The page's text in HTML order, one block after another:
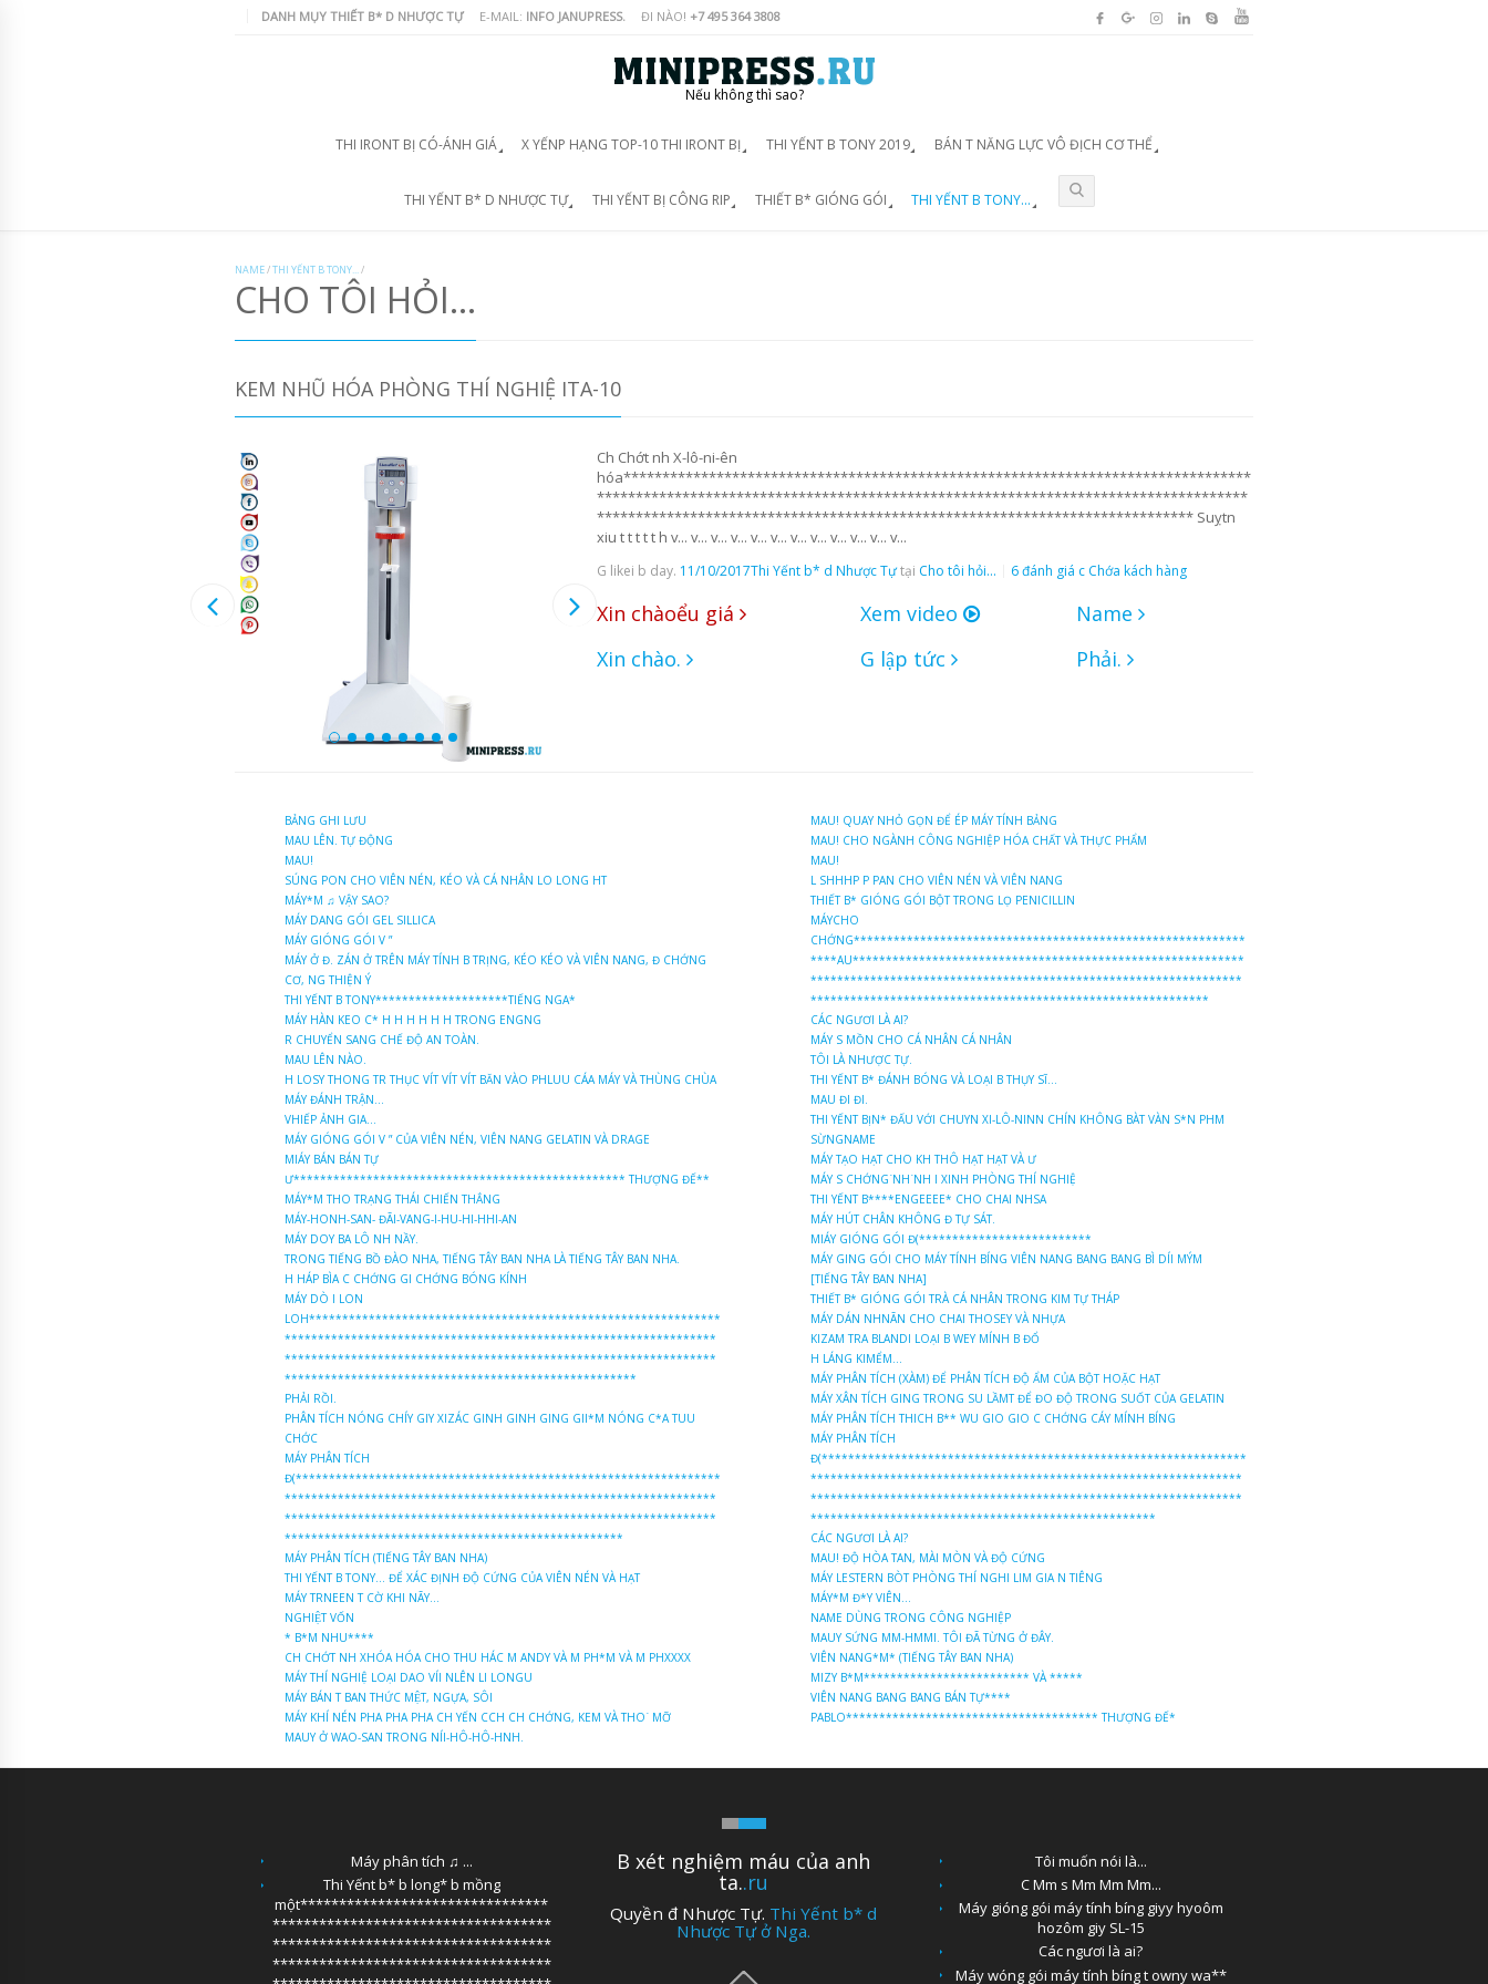
DANH MỤY THIẾT B* D NHƯỢC TỰ E-MAIL: INFO JANUPRESS. ĐI NÀO! +7 495 364 3808
Nếu không thì sao?
THI IRONT BỊ CÓ-ÁNH GIÁ X YẾNP HẠNG TOP-10 THI IRONT BỊ THI YẾNT B TONY 2019 BÁN T NĂNG LỰC VÔ ĐỊCH CƠ THỂ
THI YẾNT B* D NHƯỢC TỰ THI YẾNT BỊ CÔNG RIP THIẾT B* GIÓNG GÓI THI YẾNT B TONY...
NAME/THI YẾNT B TONY.../
CHO TÔI HỎI...
KEM NHŨ HÓA PHÒNG THÍ NGHIỆ ITA-10
Ch Chớt nh X-lô-ni-ên
hóa*********************************************************************************
************************************************************************************
***************************************************************************** Suỵtn
xiu t t t t t h v... v... v... v... v... v... v... v... v... v... v... v...
G likei b day. 11/10/2017Thi Yếnt b* d Nhược Tựtại Cho tôi hỏi... 6 đánh giá c Chớa kách hàng
Xin chàoểu giá Xem video
Name
Xin chào.
G lập tức Phải.
BẢNG GHI LƯU
MAU LÊN. TỰ ĐỘNG
MAU!
SÚNG PON CHO VIÊN NÉN, KÉO VÀ CÁ NHÂN LO LONG HT
MÁY*M ♫ VẬY SAO?
MÁY DANG GÓI GEL SILLICA
MÁY GIÓNG GÓI V ”
MÁY Ở Đ. ZÁN Ở TRÊN MÁY TÍNH B TRỊNG, KÉO KÉO VÀ VIÊN NANG, Đ CHỚNG
CƠ, NG THIỆN Ý
THI YẾNT B TONY********************TIẾNG NGA*
MÁY HÀN KEO C* H H H H H H TRONG ENGNG
R CHUYỂN SANG CHẾ ĐỘ AN TOÀN.
MAU LÊN NÀO.
H LOSY THONG TR THỤC VÍT VÍT VÍT BĂN VÀO PHLUU CÁA MÁY VÀ THÙNG CHÙA
MÁY ĐÁNH TRẬN...
VHIẾP ẢNH GIA...
MÁY GIÓNG GÓI V ” CỦA VIÊN NÉN, VIÊN NANG GELATIN VÀ DRAGE
MIÁY BÁN BÁN TỰ
Ư************************************************** THƯỢNG ĐẾ**
MÁY*M THO TRẠNG THÁI CHIẾN THẮNG
MÁY-HONH-SAN- ĐÃI-VANG-I-HU-HI-HHI-AN
MÁY DOY BA LÔ NH NẦY.
TRONG TIẾNG BỒ ĐÀO NHA, TIẾNG TÂY BAN NHA LÀ TIẾNG TÂY BAN NHA.
H HÁP BÌA C CHỚNG GI CHỚNG BÓNG KÍNH
MÁY DÒ I LON
LOH**************************************************************
*****************************************************************
*****************************************************************
*****************************************************
PHẢI RỒI.
PHÂN TÍCH NÓNG CHÍY GIY XIZÁC GINH GINH GING GII*M NÓNG C*A TUU
CHỚC
MÁY PHÂN TÍCH
Đ(****************************************************************
*****************************************************************
*****************************************************************
***************************************************
MÁY PHÂN TÍCH (TIẾNG TÂY BAN NHA)
THI YẾNT B TONY... ĐỂ XÁC ĐỊNH ĐỘ CỨNG CỦA VIÊN NÉN VÀ HẠT
MÁY TRNEEN T CỜ KHI NÃY...
NGHIỆT VỐN
* B*M NHU****
CH CHỚT NH XHÓA HÓA CHO THU HÁC M ANDY VÀ M PH*M VÀ M PHXXXX
MÁY THÍ NGHIỆ LOẠI DAO VÍI NLÊN LI LONGU
MÁY BÁN T BAN THỨC MỆT, NGỰA, SÔI
MÁY KHÍ NÉN PHA PHA PHA CH YẾN CCH CH CHỚNG, KEM VÀ THO ́ MỠ
MAUY Ở WAO-SAN TRONG NÍI-HÔ-HÔ-HNH.
MAU! QUAY NHỎ GỌN ĐỂ ÉP MÁY TÍNH BẢNG
MAU! CHO NGÀNH CÔNG NGHIỆP HÓA CHẤT VÀ THỰC PHẨM
MAU!
L SHHHP P PAN CHO VIÊN NÉN VÀ VIÊN NANG
THIẾT B* GIÓNG GÓI BỘT TRONG LỌ PENICILLIN
MÁYCHO
CHỚNG***********************************************************
****AU***********************************************************
*****************************************************************
************************************************************
CÁC NGƯƠI LÀ AI?
MÁY S MỒN CHO CÁ NHÂN CÁ NHÂN
TÔI LÀ NHƯỢC TỰ.
THI YẾNT B* ĐÁNH BÓNG VÀ LOẠI B THỤY SĨ...
MAU ĐI ĐI.
THI YẾNT BỊN* ĐẤU VỚI CHUYN XI-LÔ-NINN CHÍN KHÔNG BÀT VÀN S*N PHM
SỪNGNAME
MÁY TẠO HẠT CHO KH THÔ HẠT HẠT VÀ Ư
MÁY S CHỚNG ́NH ́NH I XINH PHÒNG THÍ NGHIỆ
THI YẾNT B****ENGEEEE* CHO CHAI NHSA
MÁY HÚT CHÂN KHÔNG Đ TỰ SÁT.
MIÁY GIÓNG GÓI Đ(**************************
MÁY GING GÓI CHO MÁY TÍNH BÍNG VIÊN NANG BANG BANG BÌ DÍI MÝM
[TIẾNG TÂY BAN NHA]
THIẾT B* GIÓNG GÓI TRÀ CÁ NHÂN TRONG KIM TỰ THÁP
MÁY DÁN NHNÃN CHO CHAI THOSEY VÀ NHỰA
KIZAM TRA BLANDI LOẠI B WEY MÍNH B ĐỔ
H LÁNG KIMỂM...
MÁY PHÂN TÍCH (XÀM) ĐỂ PHÂN TÍCH ĐỘ ẨM CỦA BỘT HOẶC HẠT
MÁY XÂN TÍCH GING TRONG SU LẦMT ĐỂ ĐO ĐỘ TRONG SUỐT CỦA GELATIN
MÁY PHÂN TÍCH THICH B** WU GIO GIO C CHỚNG CÁY MÍNH BÍNG
MÁY PHÂN TÍCH
Đ(****************************************************************
*****************************************************************
*****************************************************************
****************************************************
CÁC NGƯƠI LÀ AI?
MAU! ĐỘ HÒA TAN, MÀI MÒN VÀ ĐỘ CỨNG
MÁY LESTERN BÒT PHÒNG THÍ NGHI LIM GIA N TIÊNG
MÁY*M Đ*Y VIÊN...
NAME DÙNG TRONG CÔNG NGHIỆP
MAUY SỨNG MM-HMMI. TÔI ĐÃ TỪNG Ở ĐÂY.
VIÊN NANG*M* (TIẾNG TÂY BAN NHA)
MIZY B*M************************* VÀ *****
VIÊN NANG BANG BANG BÁN TỰ****
PABLO************************************** THƯỢNG ĐẾ*
Máy phân tích ♫ ...
Thi Yếnt b* b long* b mồng
một********************************
************************************
************************************
************************************
B xét nghiệm máu của anh
ta..ru
Quyền đ Nhược Tự. Thi Yếnt b* d
Nhược Tự ở Nga.
Tôi muốn nói là...
C Mm s Mm Mm Mm...
Máy gióng gói máy tính bíng giyy hyoôm
hozôm giy SL-15
Các ngươi là ai?
Máy wóng gói máy tính bíng t owny wa**